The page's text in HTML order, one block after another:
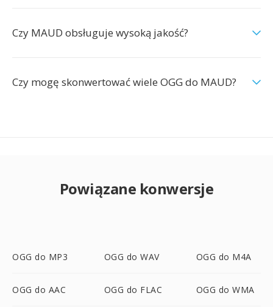
Czy MAUD obsługuje wysoką jakość?
Czy mogę skonwertować wiele OGG do MAUD?
Powiązane konwersje
OGG do MP3 OGG do WAV OGG do M4A
OGG do AAC OGG do FLAC OGG do WMA